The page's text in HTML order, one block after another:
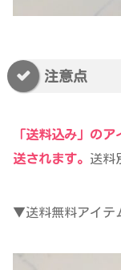
注意点
「送料込み」の
送されます。 送料
▼送料無料アイテ